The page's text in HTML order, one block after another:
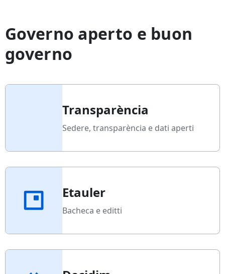
Governo aperto e buon
governo
Transparència
Sedere, transparència e dati aperti
Etauler
Bacheca e editti